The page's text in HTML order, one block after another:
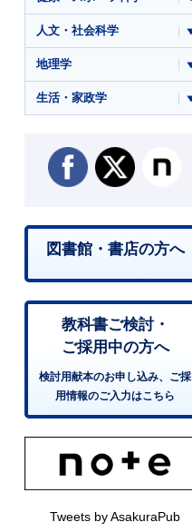
人文・社会科学
地理学
生活・家政学
図書館・書店の方へ
教科書ご検討・
ご採用中の方へ
検討用献本のお申し込み、ご採
用情報のご入力はこちら
Tweets by AsakuraPub